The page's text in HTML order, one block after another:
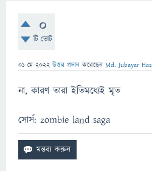
0
টি ভোট
01 মে 2022 উত্তর প্রদান করেছেন Md. Jubayar
না, কারণ তারা ইতিমধ্যেই মৃত
সোর্স: zombie land saga